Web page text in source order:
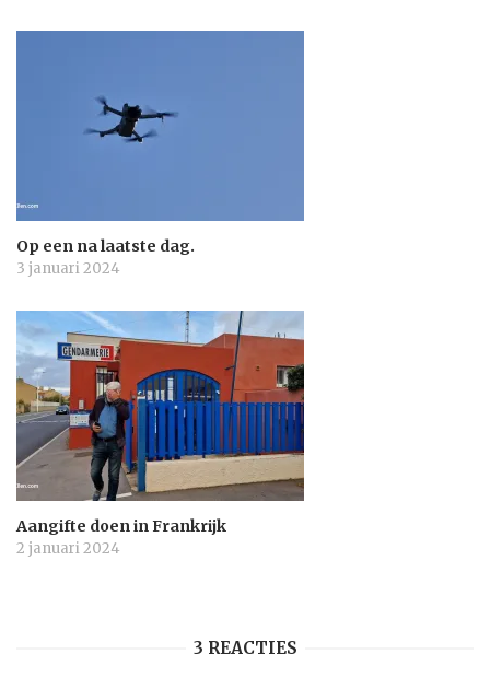
Op een na laatste dag.
3 januari 2024
Aangifte doen in Frankrijk
2 januari 2024
3 REACTIES